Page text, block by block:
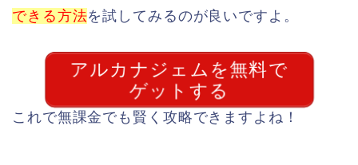
できる方法を試してみるのが良いですよ。
アルカナジェムを無料で
ゲットする
これで無課金でも賢く攻略できますよね！